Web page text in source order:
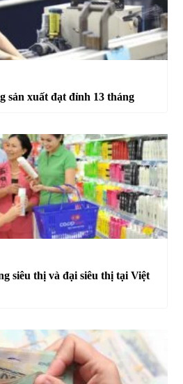
sản xuất đạt đỉnh 13 tháng
siêu thị và đại siêu thị tại Việt